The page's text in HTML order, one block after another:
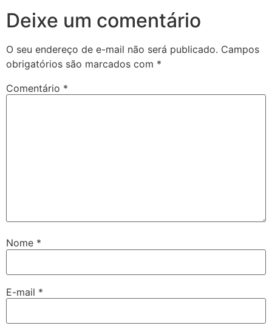
Deixe um comentário
O seu endereço de e-mail não será publicado. Campos
obrigatórios são marcados com *
Comentário *
Nome *
E-mail *